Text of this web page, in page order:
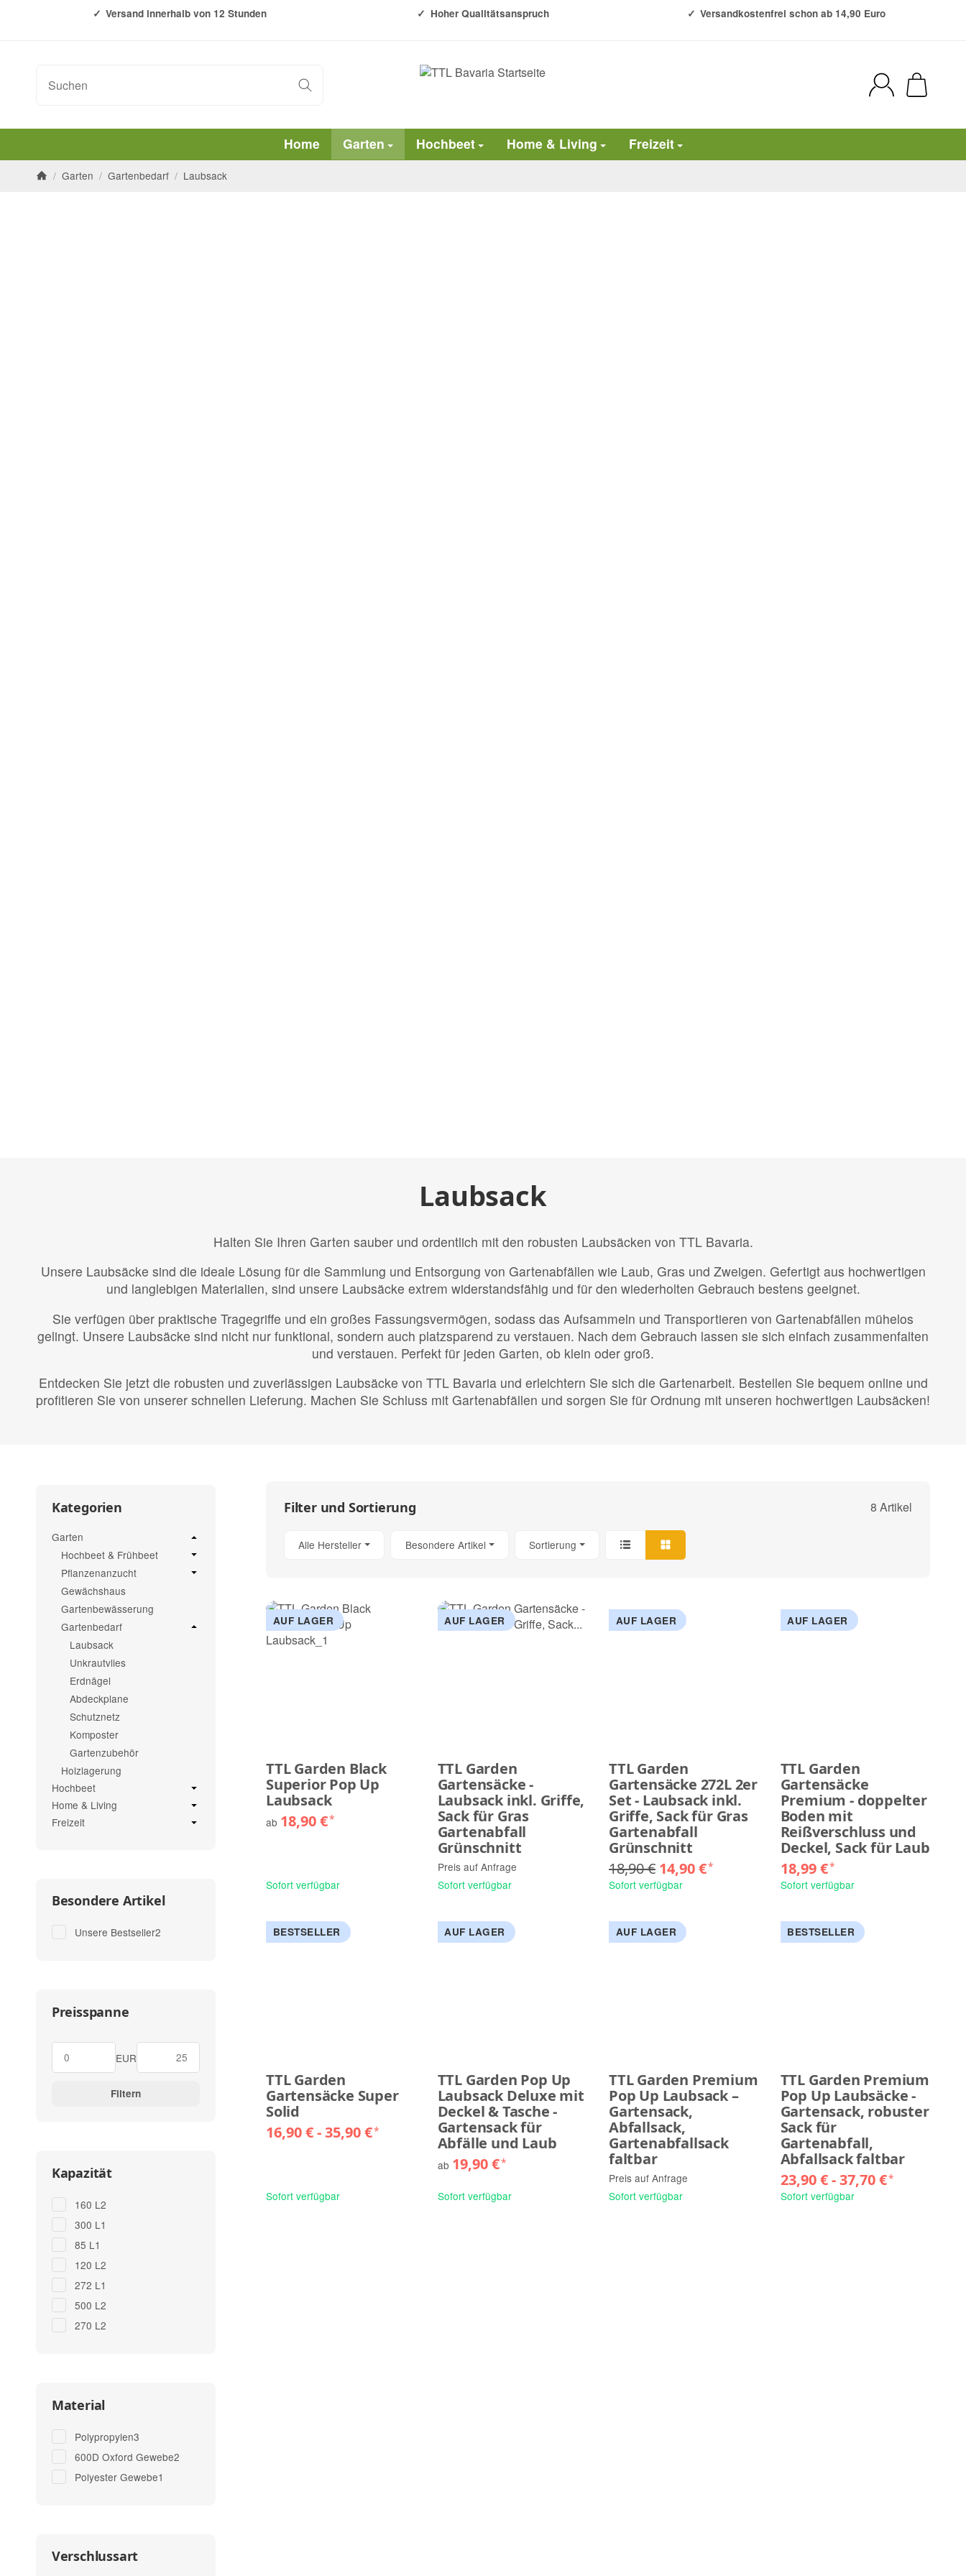
Versand innerhalb von 12 Stunden Hoher Qualitätsanspruch Versandkostenfrei schon ab 14,90 Euro
Home Garten Hochbeet Home & Living Freizeit
/ Garten / Gartenbedarf / Laubsack
Laubsack
Halten Sie Ihren Garten sauber und ordentlich mit den robusten Laubsäcken von TTL Bavaria.
Unsere Laubsäcke sind die ideale Lösung für die Sammlung und Entsorgung von Gartenabfällen wie Laub, Gras und Zweigen. Gefertigt aus hochwertigen
und langlebigen Materialien, sind unsere Laubsäcke extrem widerstandsfähig und für den wiederholten Gebrauch bestens geeignet.
Sie verfügen über praktische Tragegriffe und ein großes Fassungsvermögen, sodass das Aufsammeln und Transportieren von Gartenabfällen mühelos
gelingt. Unsere Laubsäcke sind nicht nur funktional, sondern auch platzsparend zu verstauen. Nach dem Gebrauch lassen sie sich einfach zusammenfalten
und verstauen. Perfekt für jeden Garten, ob klein oder groß.
Entdecken Sie jetzt die robusten und zuverlässigen Laubsäcke von TTL Bavaria und erleichtern Sie sich die Gartenarbeit. Bestellen Sie bequem online und
profitieren Sie von unserer schnellen Lieferung. Machen Sie Schluss mit Gartenabfällen und sorgen Sie für Ordnung mit unseren hochwertigen Laubsäcken!
Filter und Sortierung 8 Artikel
Alle Hersteller Besondere Artikel Sortierung
AUF LAGER
TTL Garden Black
Superior Pop Up
Laubsack
ab 18,90 €*
Sofort verfügbar
AUF LAGER
TTL Garden
Gartensäcke -
Laubsack inkl. Griffe,
Sack für Gras
Gartenabfall
Grünschnitt
Preis auf Anfrage
Sofort verfügbar
AUF LAGER
TTL Garden
Gartensäcke 272L 2er
Set - Laubsack inkl.
Griffe, Sack für Gras
Gartenabfall
Grünschnitt
18,90 € 14,90 €*
Sofort verfügbar
AUF LAGER
TTL Garden
Gartensäcke
Premium - doppelter
Boden mit
Reißverschluss und
Deckel, Sack für Laub
18,99 €*
Sofort verfügbar
BESTSELLER
TTL Garden
Gartensäcke Super
Solid
16,90 € -35,90 €*
Sofort verfügbar
AUF LAGER
TTL Garden Pop Up
Laubsack Deluxe mit
Deckel & Tasche -
Gartensack für
Abfälle und Laub
ab 19,90 €*
Sofort verfügbar
AUF LAGER
TTL Garden Premium
Pop Up Laubsack –
Gartensack,
Abfallsack,
Gartenabfallsack
faltbar
Preis auf Anfrage
Sofort verfügbar
BESTSELLER
TTL Garden Premium
Pop Up Laubsäcke -
Gartensack, robuster
Sack für
Gartenabfall,
Abfallsack faltbar
23,90 € -37,70 €*
Sofort verfügbar
Kategorien
Garten
Hochbeet & Frühbeet
Pflanzenanzucht
Gewächshaus
Gartenbewässerung
Gartenbedarf
Laubsack
Unkrautvlies
Erdnägel
Abdeckplane
Schutznetz
Komposter
Gartenzubehör
Holzlagerung
Hochbeet
Home & Living
Freizeit
Besondere Artikel
Unsere Bestseller2Artikel gefunden
Preisspanne
EUR
Filtern
Kapazität
160 L2Artikel gefunden
300 L1
85 L1
120 L2Artikel gefunden
272 L1
500 L2Artikel gefunden
270 L2Artikel gefunden
Material
Polypropylen3Artikel gefunden
600D Oxford Gewebe2Artikel gefunden
Polyester Gewebe1
Verschlussart